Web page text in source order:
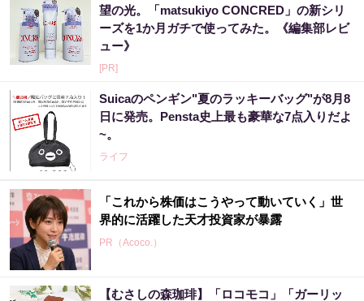
望の光。「matsukiyo CONCRED」の新シリ
ーズを1か月ガチで使ってみた。《編集部レビ
ュー》
[PR]
Suicaのペンギン"夏のラッキーバッグ"が8月8
日に発売。Pensta史上最も豪華な7点入りだよ
~。
ライフ
「これから株価はこうやって動いていく」世
界的に活躍した天才投資家が暴露
PR（Acoco.）
【むさしの森珈琲】「ロコモコ」「ガーリッ